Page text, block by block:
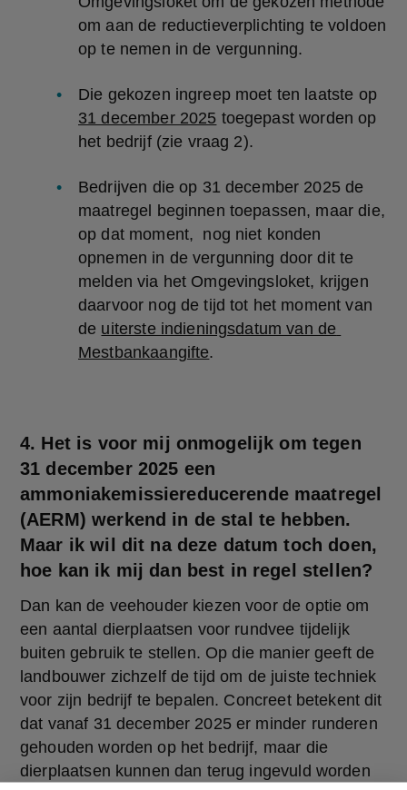
om aan de reductieverplichting te voldoen
op te nemen in de vergunning.
Die gekozen ingreep moet ten laatste op
31 december 2025 toegepast worden op
het bedrijf (zie vraag 2).
Bedrijven die op 31 december 2025 de
maatregel beginnen toepassen, maar die,
op dat moment,  nog niet konden
opnemen in de vergunning door dit te
melden via het Omgevingsloket, krijgen
daarvoor nog de tijd tot het moment van
de uiterste indieningsdatum van de
Mestbankaangifte.
4. Het is voor mij onmogelijk om tegen
31 december 2025 een
ammoniakemissiereducerende maatregel
(AERM) werkend in de stal te hebben.
Maar ik wil dit na deze datum toch doen,
hoe kan ik mij dan best in regel stellen?
Dan kan de veehouder kiezen voor de optie om
een aantal dierplaatsen voor rundvee tijdelijk
buiten gebruik te stellen. Op die manier geeft de
landbouwer zichzelf de tijd om de juiste techniek
voor zijn bedrijf te bepalen. Concreet betekent dit
dat vanaf 31 december 2025 er minder runderen
gehouden worden op het bedrijf, maar die
dierplaatsen kunnen dan terug ingevuld worden